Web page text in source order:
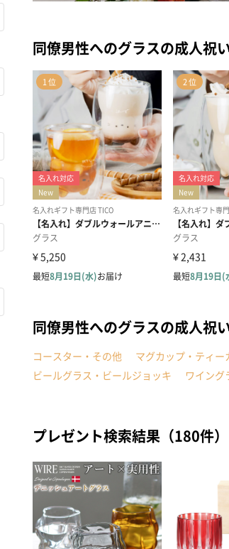
同僚男性へのグラスの成人祝
同僚男性へのグラスの成人祝
コースター・その他 マグカップ・ティー
ビールグラス・ビールジョッキ
ワイング
プレゼント検索結果（180件）